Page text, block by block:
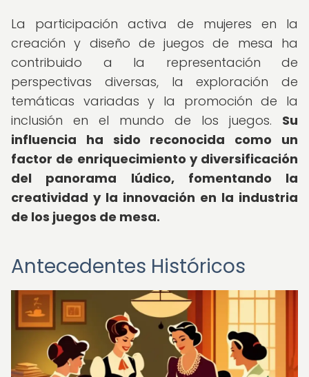
La participación activa de mujeres en la
creación y diseño de juegos de mesa ha
contribuido a la representación de
perspectivas diversas, la exploración de
temáticas variadas y la promoción de la
inclusión en el mundo de los juegos. Su
influencia ha sido reconocida como un
factor de enriquecimiento y diversificación
del panorama lúdico, fomentando la
creatividad y la innovación en la industria
de los juegos de mesa.
Antecedentes Históricos